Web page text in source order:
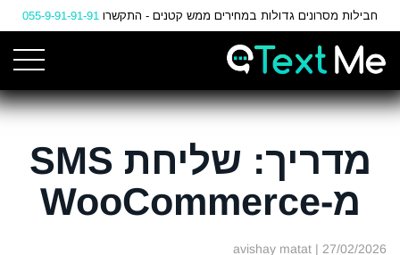
Skip
to
Content
חבילות מסרונים גדולות במחירים ממש קטנים - התקשרו 055-9-91-91-91
מדריך: שליחת SMS
מ-WooCommerce
27/02/2026
| avishay matat